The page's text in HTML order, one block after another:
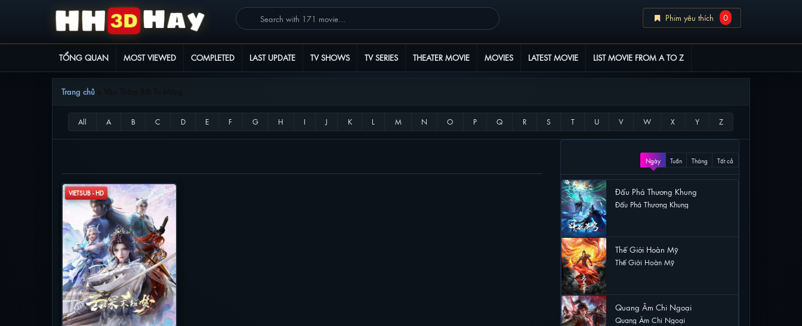
Phim yêu thích 0
TỔNG QUAN MOST VIEWED COMPLETED LAST UPDATE TV SHOWS TV SERIES THEATER MOVIE MOVIES LATEST MOVIE LIST MOVIE FROM A TO Z
Trang chủ
VIETSUB - HD
Ngày Tuần Tháng Tất cả
Đấu Phá Thương Khung
Đấu Phá Thương Khung
Thế Giới Hoàn Mỹ
Thế Giới Hoàn Mỹ
Quang Âm Chi Ngoại
Quang Âm Chi Ngoại